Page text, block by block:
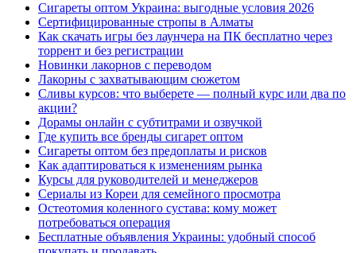
Сигареты оптом Украина: выгодные условия 2026
Сертифицированные стропы в Алматы
Как скачать игры без лаунчера на ПК бесплатно через
торрент и без регистрации
Новинки лакорнов с переводом
Лакорны с захватывающим сюжетом
Сливы курсов: что выберете — полный курс или два по
акции?
Дорамы онлайн с субтитрами и озвучкой
Где купить все бренды сигарет оптом
Сигареты оптом без предоплаты и рисков
Как адаптироваться к изменениям рынка
Курсы для руководителей и менеджеров
Сериалы из Кореи для семейного просмотра
Остеотомия коленного сустава: кому может
потребоваться операция
Бесплатные объявления Украины: удобный способ